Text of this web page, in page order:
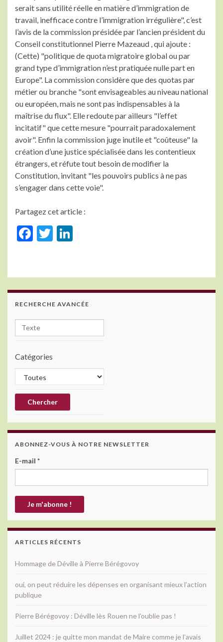
serait sans utilité réelle en matière d’immigration de
travail, inefficace contre l’immigration irrégulière", c’est
l’avis de la commission présidée par l’ancien président du
Conseil constitutionnel Pierre Mazeaud , qui ajoute :
(Cette) "politique de quota migratoire global ou par
grand type d’immigration n’est pratiquée nulle part en
Europe". La commission considère que des quotas par
métier ou branche "sont envisageables au niveau national
ou européen, mais ne sont pas indispensables à la
maîtrise du flux". Elle redoute par ailleurs "l’effet
incitatif" que cette mesure "pourrait paradoxalement
avoir". Enfin la commission juge inutile et "coûteuse" la
création d’une justice spécialisée dans les contentieux
étrangers, et réfute tout besoin de modifier la
Constitution, invitant "les pouvoirs publics à ne pas
s’engager dans cette voie".
Partagez cet article :
F
b
o
o
k
T
er dI
n
RECHERCHE AVANCÉE
Catégories
ABONNEZ-VOUS À NOTRE NEWSLETTER
E-mail *
ARTICLES RÉCENTS
Hommage de Déville à Pierre Bérégovoy
oui, on peut réduire les dépenses en organisant mieux l’action
publique
Pierre Bérégovoy : Déville lès Rouen ne l’oublie pas !
Juillet 2024 : je quitte mon mandat de Maire comme je l’avais